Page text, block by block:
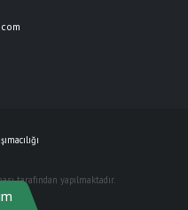
tarafından yapılmaktadır.